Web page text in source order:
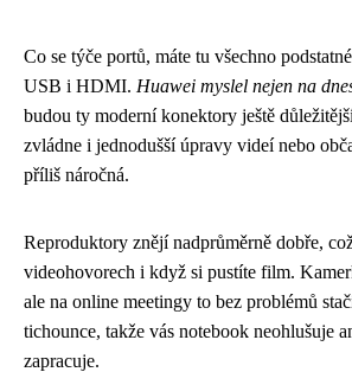
Co se týče portů, máte tu všechno
USB i HDMI. Huawei myslel nejen na
budou ty moderní konektory ještě
zvládne i jednodušší úpravy videí nebo
příliš náročná.
Reproduktory znějí nadprůměrně dobře,
videohovorech i když si pustíte film.
ale na online meetingy to bez problémů
tichounce, takže vás notebook neohlušuje
zapracuje.